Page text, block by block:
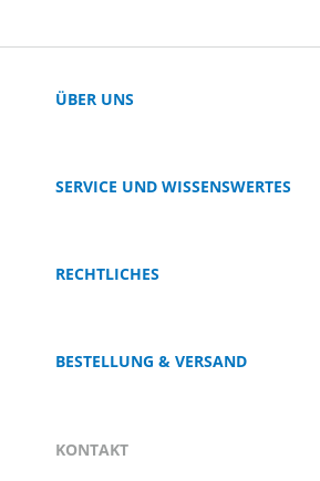
ÜBER UNS
SERVICE UND WISSENSWERTES
RECHTLICHES
BESTELLUNG & VERSAND
KONTAKT